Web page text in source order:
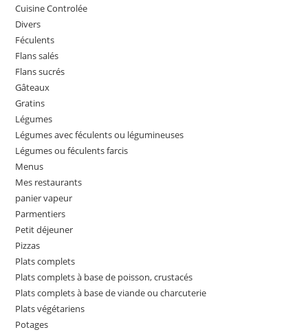
Cuisine Controlée
Divers
Féculents
Flans salés
Flans sucrés
Gâteaux
Gratins
Légumes
Légumes avec féculents ou légumineuses
Légumes ou féculents farcis
Menus
Mes restaurants
panier vapeur
Parmentiers
Petit déjeuner
Pizzas
Plats complets
Plats complets à base de poisson, crustacés
Plats complets à base de viande ou charcuterie
Plats végétariens
Potages